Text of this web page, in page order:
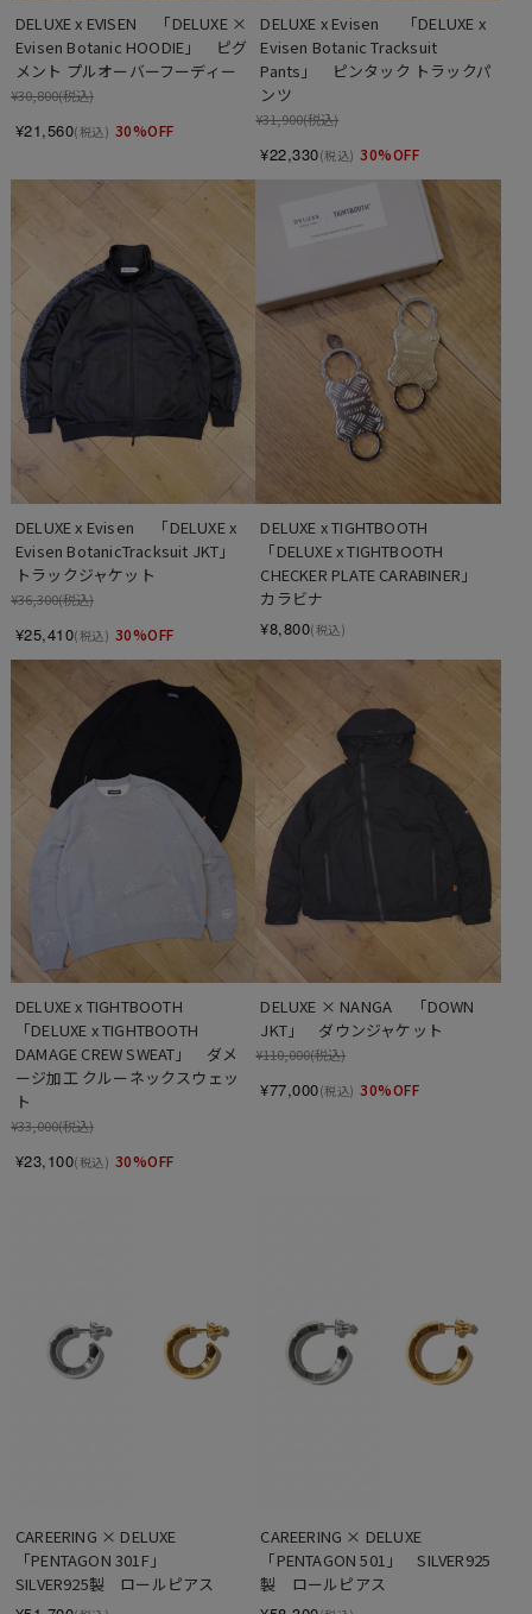
DELUXE x EVISEN 　「DELUXE ×
Evisen Botanic HOODIE」　ピグ
メント プルオーバーフーディー
¥30,800(税込)
¥21,560(税込) 30%OFF
DELUXE x Evisen 　 「DELUXE x
Evisen Botanic Tracksuit
Pants」　ピンタック トラックパ
ンツ
¥31,900(税込)
¥22,330(税込) 30%OFF
DELUXE x Evisen　 「DELUXE x
Evisen BotanicTracksuit JKT」
トラックジャケット
¥36,300(税込)
¥25,410(税込) 30%OFF
DELUXE x TIGHTBOOTH
「DELUXE x TIGHTBOOTH
CHECKER PLATE CARABINER」
カラビナ
¥8,800(税込)
DELUXE x TIGHTBOOTH
「DELUXE x TIGHTBOOTH
DAMAGE CREW SWEAT」　ダメ
ージ加工 クルーネックスウェッ
ト
¥33,000(税込)
¥23,100(税込) 30%OFF
DELUXE × NANGA　 「DOWN
JKT」　ダウンジャケット
¥110,000(税込)
¥77,000(税込) 30%OFF
CAREERING × DELUXE
「PENTAGON 301F」
SILVER925製　ロールピアス
CAREERING × DELUXE
「PENTAGON 501」　SILVER925
製　ロールピアス